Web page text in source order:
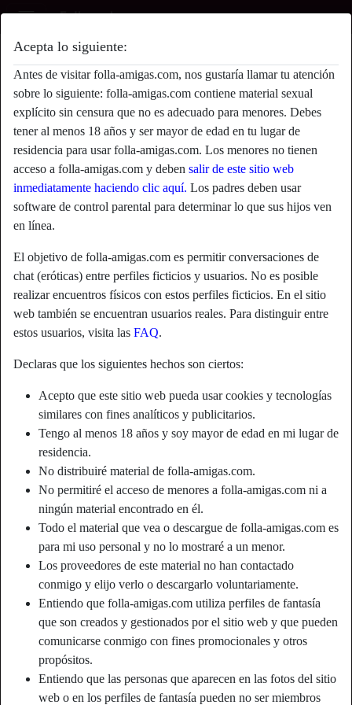
Acepta lo siguiente:
Antes de visitar folla-amigas.com, nos gustaría llamar tu atención
sobre lo siguiente: folla-amigas.com contiene material sexual
explícito sin censura que no es adecuado para menores. Debes
tener al menos 18 años y ser mayor de edad en tu lugar de
residencia para usar folla-amigas.com. Los menores no tienen
acceso a folla-amigas.com y deben salir de este sitio web
inmediatamente haciendo clic aquí. Los padres deben usar
software de control parental para determinar lo que sus hijos ven
en línea.
El objetivo de folla-amigas.com es permitir conversaciones de
chat (eróticas) entre perfiles ficticios y usuarios. No es posible
realizar encuentros físicos con estos perfiles ficticios. En el sitio
web también se encuentran usuarios reales. Para distinguir entre
estos usuarios, visita las FAQ.
Declaras que los siguientes hechos son ciertos:
Acepto que este sitio web pueda usar cookies y tecnologías
similares con fines analíticos y publicitarios.
Tengo al menos 18 años y soy mayor de edad en mi lugar de
residencia.
No distribuiré material de folla-amigas.com.
No permitiré el acceso de menores a folla-amigas.com ni a
ningún material encontrado en él.
Todo el material que vea o descargue de folla-amigas.com es
para mi uso personal y no lo mostraré a un menor.
Los proveedores de este material no han contactado
conmigo y elijo verlo o descargarlo voluntariamente.
Entiendo que folla-amigas.com utiliza perfiles de fantasía
que son creados y gestionados por el sitio web y que pueden
comunicarse conmigo con fines promocionales y otros
propósitos.
Entiendo que las personas que aparecen en las fotos del sitio
web o en los perfiles de fantasía pueden no ser miembros
Yuli's perfil
star Agregar
Apodo:
Yuli
Edad:
52
País:
España
Provincia:
Alicante
Género: